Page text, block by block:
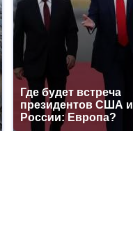
Где будет встреча
президентов США и
России: Европа?